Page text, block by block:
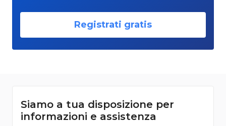
Registrati gratis
Siamo a tua disposizione per
informazioni e assistenza